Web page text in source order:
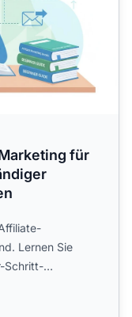
für
Lernen Sie
Schritt-